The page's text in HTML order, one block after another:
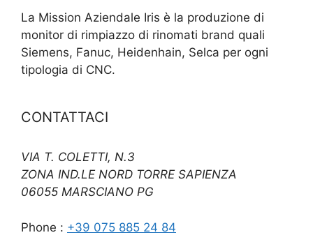
La Mission Aziendale Iris è la produzione di
monitor di rimpiazzo di rinomati brand quali
Siemens, Fanuc, Heidenhain, Selca per ogni
tipologia di CNC.
CONTATTACI
VIA T. COLETTI, N.3
ZONA IND.LE NORD TORRE SAPIENZA
06055 MARSCIANO PG
Phone : +39 075 885 24 84